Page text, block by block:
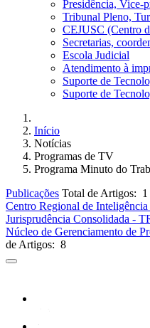
Presidência, Vice-
Tribunal Pleno,
CEJUSC (Centro
Secretarias,
Escola Judicial
Atendimento à
Suporte de
Suporte de
Início
Notícias
Programas de TV
Programa Minuto do
Publicações Total de Artigos: 1
Centro Regional de
Jurisprudência Consolidada -
Núcleo de Gerenciamento de
de Artigos: 8